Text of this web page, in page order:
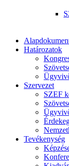
Határozatok
Szervezet
SZEF
Tevékenység